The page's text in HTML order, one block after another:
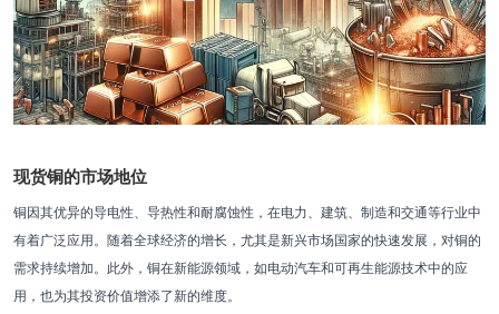
现货铜的市场地位
铜因其优异的导电性、导热性和耐腐蚀性，在电力、建筑、制造和交通等行业中
有着广泛应用。随着全球经济的增长，尤其是新兴市场国家的快速发展，对铜的
需求持续增加。此外，铜在新能源领域，如电动汽车和可再生能源技术中的应
用，也为其投资价值增添了新的维度。